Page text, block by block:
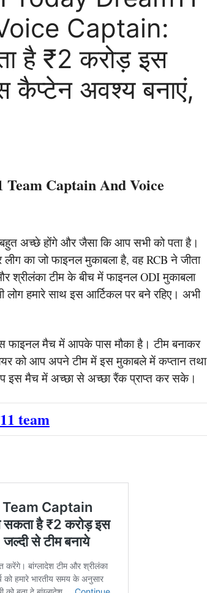
Captain:
है ₹2 करोड़ इस
कैप्टेन अवश्य बनाएं,
Captain And Voice
अच्छे होंगे और जैसा कि आप सभी को पता है।
लीग का जो फाइनल मुकाबला है, वह RCB ने जीता
श्रीलंका टीम के बीच में फाइनल ODI मुकाबला
हमारे साथ इस आर्टिकल पर बने रहिए। अभी
फाइनल मैच में आपके पास मौका है। टीम बनाकर
को आप अपने टीम में इस मुकाबले में कप्तान तथा
इस मैच में अच्छा से अच्छा रैंक प्राप्त कर सके।
team